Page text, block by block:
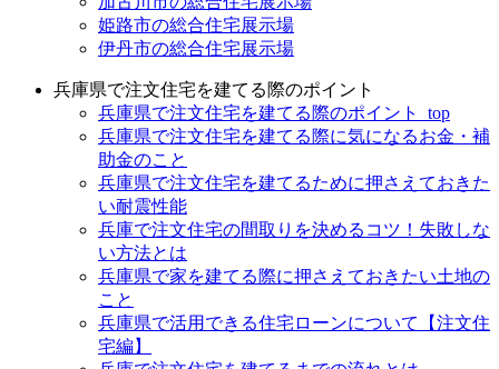
姫路市の総合住宅展示場
伊丹市の総合住宅展示場
兵庫県で注文住宅を建てる際のポイント
兵庫県で注文住宅を建てる際のポイント_top
兵庫県で注文住宅を建てる際に気になるお金・補
助金のこと
兵庫県で注文住宅を建てるために押さえておきた
い耐震性能
兵庫で注文住宅の間取りを決めるコツ！失敗しな
い方法とは
兵庫県で家を建てる際に押さえておきたい土地の
こと
兵庫県で活用できる住宅ローンについて【注文住
宅編】